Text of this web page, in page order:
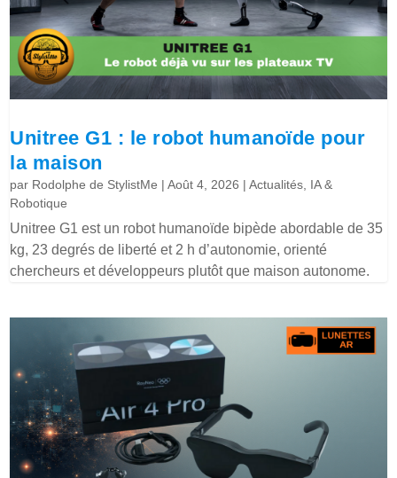
Unitree G1 : le robot humanoïde pour
la maison
par Rodolphe de StylistMe |Août 4, 2026 |Actualités, IA &
Robotique
Unitree G1 est un robot humanoïde bipède abordable de 35
kg, 23 degrés de liberté et 2 h d’autonomie, orienté
chercheurs et développeurs plutôt que maison autonome.